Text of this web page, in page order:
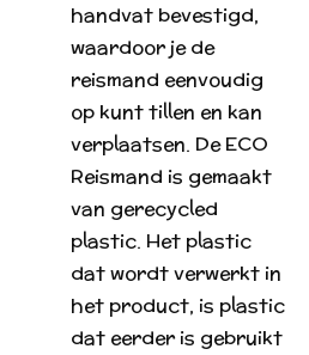
handvat bevestigd,
waardoor je de
reismand eenvoudig
op kunt tillen en kan
verplaatsen. De ECO
Reismand is gemaakt
van gerecycled
plastic. Het plastic
dat wordt verwerkt in
het product, is plastic
dat eerder is gebruikt